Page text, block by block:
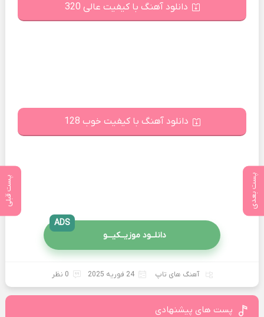
پست بعدی پست قبلی
دانلود آهنگ با کیفیت عالی 320
دانلود آهنگ با کیفیت خوب 128
دانلــود موزیــکیـــو
ADS
آهنگ های تاپ 24 فوریه 2025 0 نظر
پست های پیشنهادی